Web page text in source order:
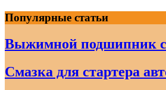
Skip
to
content
Популярные статьи
Выжимной подшипник
Смазка для стартера